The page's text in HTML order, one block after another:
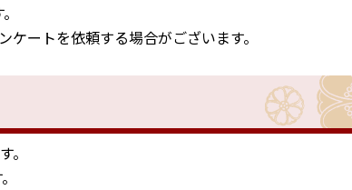
ートを依頼する場合がございます。
。